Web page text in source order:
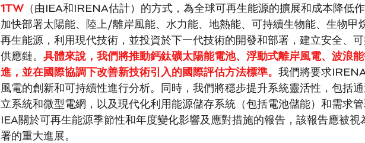
1TW （由IEA和IRENA估計）的方式，為全球可再生能源的擴展和成本降低
加快部署太陽能、陸上/離岸風能、水力能、地熱能、可持續生物能、生物甲
再生能源，利用現代技術，並投資於下一代技術的開發和部署，建立安全、
供應鏈。 具體來說，我們將推動鈣鈦礦太陽能電池、浮動式離岸風電、波浪
進，並在國際協調下改善新技術引入的國際評估方法標準。 我們將要求
風電的創新和可持續性進行分析。同時，我們將穩步提升系統靈活性，包括
立系統和微型電網，以及現代化利用能源儲存系統（包括電池儲能）和需求
IEA關於可再生能源季節性和年度變化影響及應對措施的報告，該報告應被視
署的重大進展。